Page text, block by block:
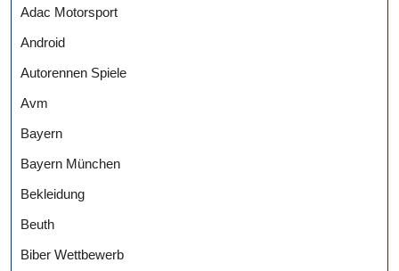
Adac Motorsport
Android
Autorennen Spiele
Avm
Bayern
Bayern München
Bekleidung
Beuth
Biber Wettbewerb